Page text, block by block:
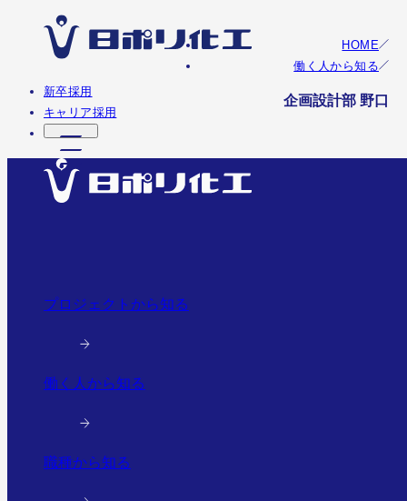
新卒採用
キャリア採用
プロジェクトから知る
働く人から知る
職種から知る
HOME
働く人から知る
企画設計部 野口